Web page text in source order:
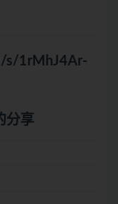
s/1rMhJ4Ar-
分享